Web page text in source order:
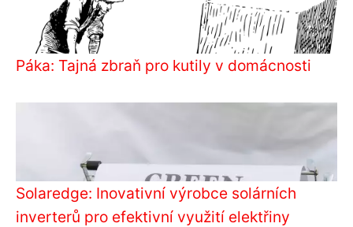
Páka: Tajná zbraň pro kutily v domácnosti
Solaredge: Inovativní výrobce solárních
inverterů pro efektivní využití elektřiny